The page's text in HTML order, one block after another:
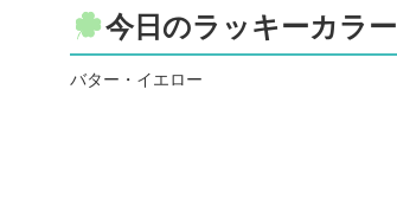
今日のラッキーカラー
バター・イエロー